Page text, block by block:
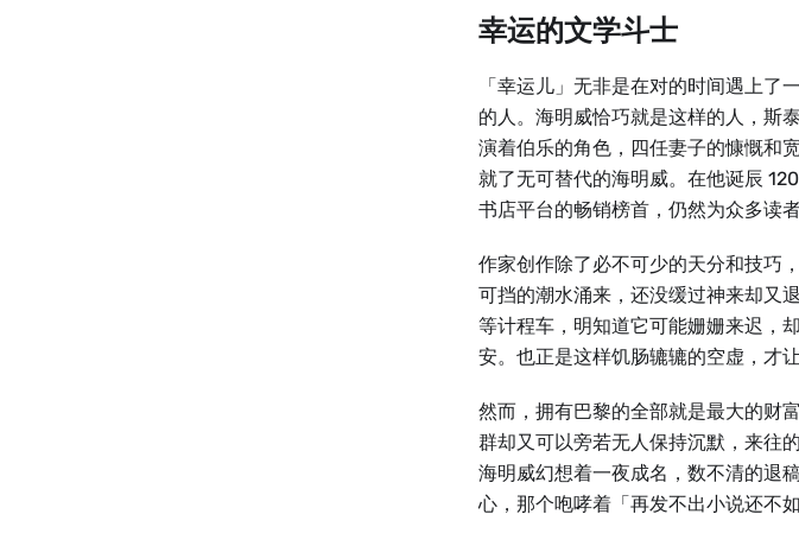
幸运的文学斗士
「幸运儿」无非是在对的时间遇上了
的人。海明威恰巧就是这样的人，斯
演着伯乐的角色，四任妻子的慷慨和
就了无可替代的海明威。在他诞辰
书店平台的畅销榜首，仍然为众多读者
作家创作除了必不可少的天分和技巧
可挡的潮水涌来，还没缓过神来却又
等计程车，明知道它可能姗姗来迟，
安。也正是这样饥肠辘辘的空虚，才
然而，拥有巴黎的全部就是最大的财
群却又可以旁若无人保持沉默，来往
海明威幻想着一夜成名，数不清的退
心，那个咆哮着「再发不出小说还不